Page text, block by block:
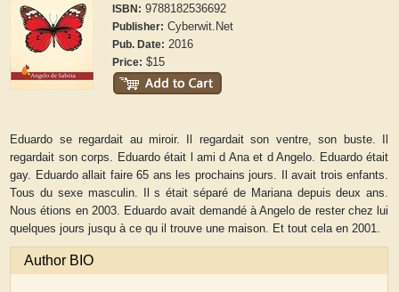
ISBN: 9788182536692
Publisher: Cyberwit.Net
Pub. Date: 2016
Price: $15
Eduardo se regardait au miroir. Il regardait son ventre, son buste. Il
regardait son corps. Eduardo était l ami d Ana et d Angelo. Eduardo était
gay. Eduardo allait faire 65 ans les prochains jours. Il avait trois enfants.
Tous du sexe masculin. Il s était séparé de Mariana depuis deux ans.
Nous étions en 2003. Eduardo avait demandé à Angelo de rester chez lui
quelques jours jusqu à ce qu il trouve une maison. Et tout cela en 2001.
Author BIO